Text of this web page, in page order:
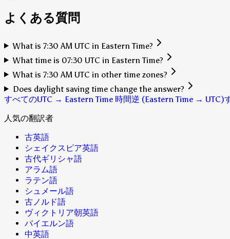
よくある質問
What is 7:30 AM UTC in Eastern Time?
What time is 07:30 UTC in Eastern Time?
What is 7:30 AM UTC in other time zones?
Does daylight saving time change the answer?
すべてのUTC → Eastern Time 時間逆 (Eastern Time → UTC)
人気の翻訳者
古英語
シェイクスピア英語
古代ギリシャ語
アラム語
ラテン語
シュメール語
古ノルド語
ヴィクトリア朝英語
バイエルン語
中英語